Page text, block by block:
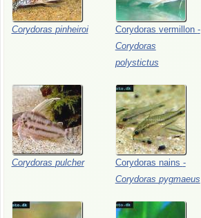
Corydoras pinheiroi Corydoras vermillon -
Corydoras
polystictus
Corydoras pulcher Corydoras nains -
Corydoras pygmaeus